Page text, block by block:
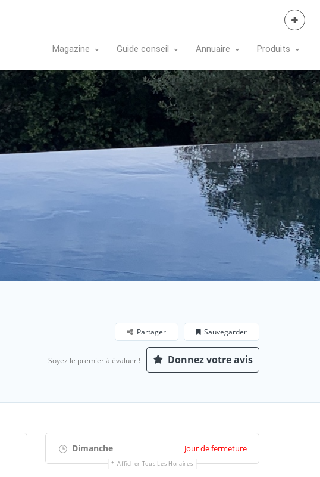
Magazine Guide conseil Annuaire Produits
Sauvegarder
Partager
Soyez le premier à évaluer ! Donnez votre avis
Dimanche Jour de fermeture
Afficher Tous Les Horaires